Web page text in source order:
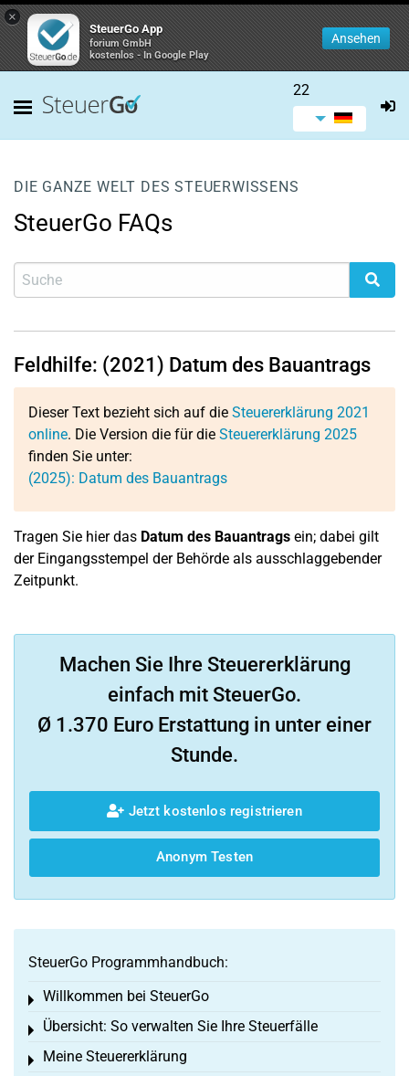
×
SteuerGo App
forium GmbH
kostenlos - In Google Play
Ansehen
22
DIE GANZE WELT DES STEUERWISSENS
SteuerGo FAQs
Feldhilfe: (2021) Datum des Bauantrags
Dieser Text bezieht sich auf die Steuererklärung 2021
online. Die Version die für die Steuererklärung 2025
finden Sie unter:
(2025): Datum des Bauantrags
Tragen Sie hier das Datum des Bauantrags ein; dabei gilt
der Eingangsstempel der Behörde als ausschlaggebender
Zeitpunkt.
Machen Sie Ihre Steuererklärung
einfach mit SteuerGo.
Ø 1.370 Euro Erstattung in unter einer
Stunde.
Jetzt kostenlos registrieren
Anonym Testen
SteuerGo Programmhandbuch:
Willkommen bei SteuerGo
Toggle menu
Übersicht: So verwalten Sie Ihre Steuerfälle
Toggle menu
Meine Steuererklärung
Toggle menu